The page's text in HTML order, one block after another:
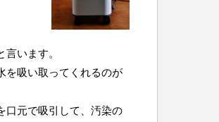
います。
を吸い取ってくれるのが
口元で吸引して、汚染の